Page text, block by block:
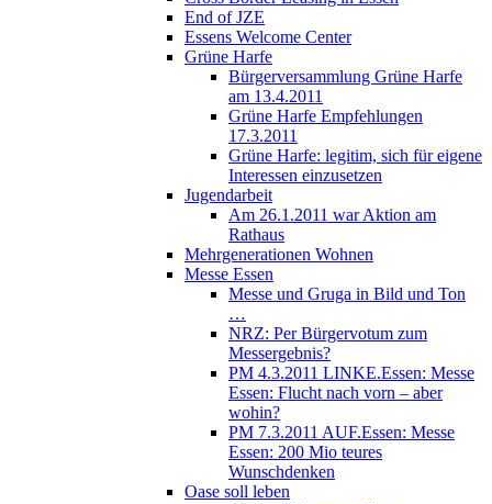
End of JZE
Essens Welcome Center
Grüne Harfe
Bürgerversammlung Grüne Harfe
am 13.4.2011
Grüne Harfe Empfehlungen
17.3.2011
Grüne Harfe: legitim, sich für eigene
Interessen einzusetzen
Jugendarbeit
Am 26.1.2011 war Aktion am
Rathaus
Mehrgenerationen Wohnen
Messe Essen
Messe und Gruga in Bild und Ton
…
NRZ: Per Bürgervotum zum
Messergebnis?
PM 4.3.2011 LINKE.Essen: Messe
Essen: Flucht nach vorn – aber
wohin?
PM 7.3.2011 AUF.Essen: Messe
Essen: 200 Mio teures
Wunschdenken
Oase soll leben